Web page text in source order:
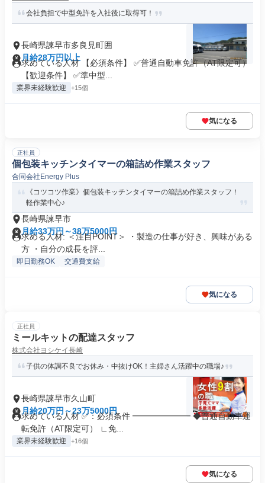
会社負担で中型免許を入社後に取得可！
長崎県諫早市多良見町囲
月給28万円以上
求めている人材 【必須条件】 ✅普通自動車免許（AT限定可）
【歓迎条件】 ✅準中型...
業界未経験歓迎 +15個
気になる
正社員
個包装キッチンタイマーの箱詰め作業スタッフ
合同会社Energy Plus
《コツコツ作業》個包装キッチンタイマーの箱詰め作業スタッフ！
軽作業中心♪
長崎県諫早市
月給33万円～38万5000円
求める人材: ＜注目POINT＞ ・製造の仕事が好き、興味がある
方 ・自分の成長を評...
即日勤務OK 交通費支給
気になる
正社員
ミールキットの配達スタッフ
株式会社ヨシケイ長崎
子供の体調不良でお休み・中抜けOK！主婦さん活躍中の職場♪
長崎県諫早市久山町
月給20万円～23万5000円
求めている人材 ✅：必須条件 ━━━━━━━ ◆普通自動車運
転免許（AT限定可） ∟免...
業界未経験歓迎 +16個
気になる